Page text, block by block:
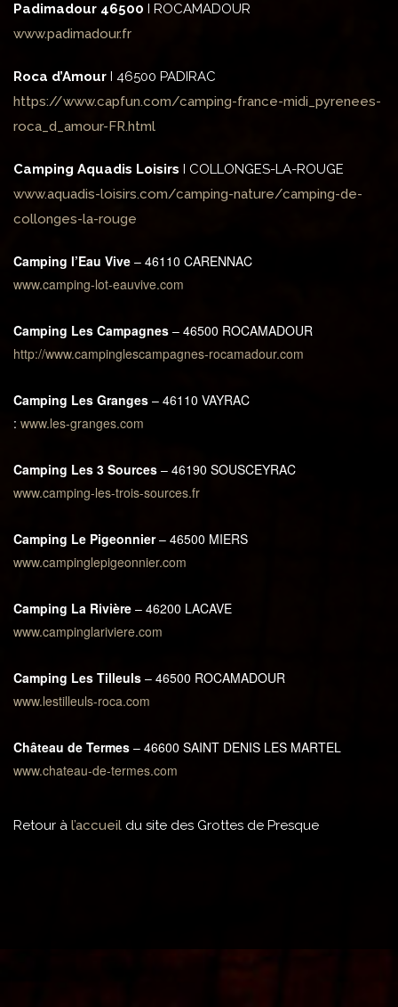
Padimadour 46500 I ROCAMADOUR
www.padimadour.fr
Roca d’Amour I 46500 PADIRAC
https://www.capfun.com/camping-france-midi_pyrenees-
roca_d_amour-FR.html
Camping Aquadis Loisirs I COLLONGES-LA-ROUGE
www.aquadis-loisirs.com/camping-nature/camping-de-
collonges-la-rouge
Camping l’Eau Vive – 46110 CARENNAC
www.camping-lot-eauvive.com
Camping Les Campagnes – 46500 ROCAMADOUR
http://www.campinglescampagnes-rocamadour.com
Camping Les Granges – 46110 VAYRAC
: www.les-granges.com
Camping Les 3 Sources – 46190 SOUSCEYRAC
www.camping-les-trois-sources.fr
Camping Le Pigeonnier– 46500 MIERS
www.campinglepigeonnier.com
Camping La Rivière – 46200 LACAVE
www.campinglariviere.com
Camping Les Tilleuls – 46500 ROCAMADOUR
www.lestilleuls-roca.com
Château de Termes – 46600 SAINT DENIS LES MARTEL
www.chateau-de-termes.com
Retour à l’accueil du site des Grottes de Presque